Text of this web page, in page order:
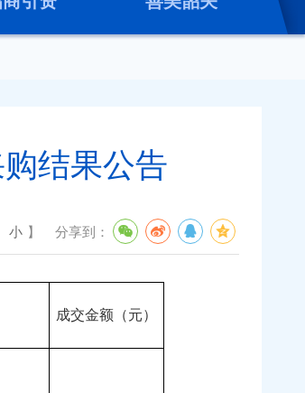
结果公告
小 】 分享到：
成交金额（元）